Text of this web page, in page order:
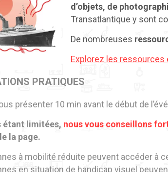
d’objets, de
Transatlantique y sont
De nombreuses
Explorez les ressources
PRATIQUES
présenter 10 min avant le début de
étant limitées, nous vous conseillons
la page.
à mobilité réduite peuvent accéder à
en situation de handicap visuel